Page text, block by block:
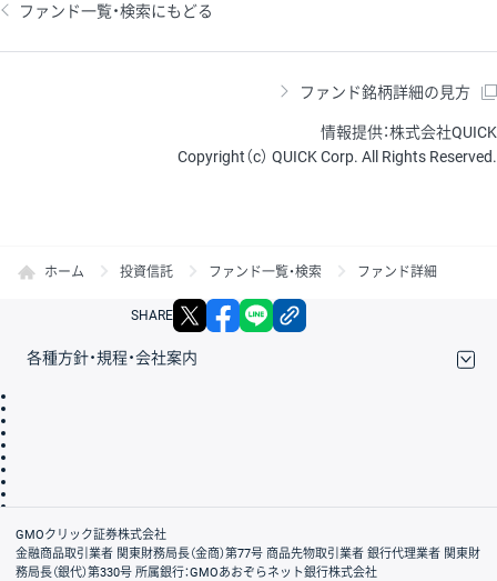
ファンド一覧・検索にもどる
ファンド銘柄詳細の見方
情報提供：株式会社QUICK
Copyright（c） QUICK Corp. All Rights Reserved.
ホーム 投資信託 ファンド一覧・検索 ファンド詳細
SHARE X facebook
各種方針・規程・会社案内
会社案内
GMOクリック証券株式会社
金融商品取引業者 関東財務局長（金商）第77号 商品先物取引業者 銀行代理業者 関東財
務局長（銀代）第330号 所属銀行：GMOあおぞらネット銀行株式会社